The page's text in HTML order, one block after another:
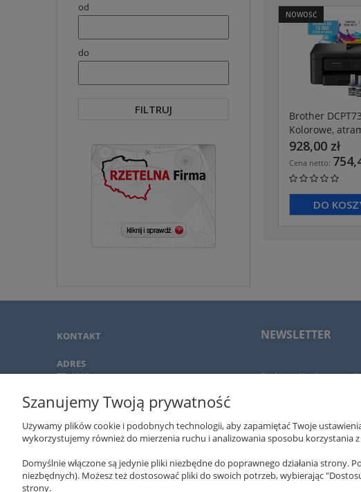
od
do
FILTRUJ
Brother
Kolorowe,
urządzenie
dupleksem i WiFi
928,00 zł
Cena netto:
DO
NOWOŚĆ
KONTAKT
ADRES
TELMAR
02-781 Warszawa
TELEFON
+ 48 502 310 312
22-643 89 89
NEWSLETTER
Podaj swój adres e-
O NAS
Szanujemy Twoją prywatność
Używamy plików cookie i podobnych technologii, aby zapamiętać Twoje
wykorzystujemy również do mierzenia ruchu i analizowania sposobu korzystania
Domyślnie włączone są jedynie pliki niezbędne do poprawnego działania
niezbędnych). Możesz też dostosować pliki do swoich potrzeb, wybierając
strony.